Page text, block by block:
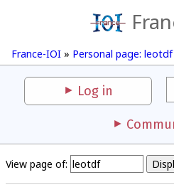
France-IOI » Personal page: leotdf
Log in
View page of: